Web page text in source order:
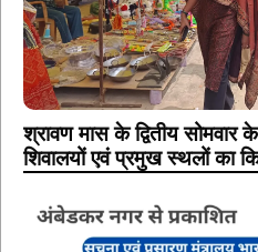
श्रावण मास के द्वितीय सोमवार
शिवालयों एवं प्रमुख स्थलों का